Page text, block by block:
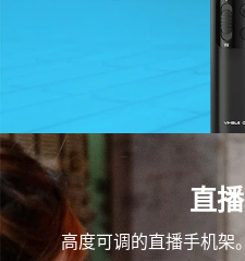
直
高度可调的直播手机架